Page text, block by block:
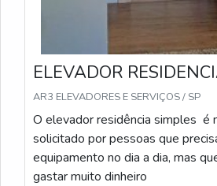
ELEVADOR
AR3 ELEVADORES E SERVIÇOS / SP
O elevador residência simples é
solicitado por pessoas que
equipamento no dia a dia, mas
gastar muito dinheiro